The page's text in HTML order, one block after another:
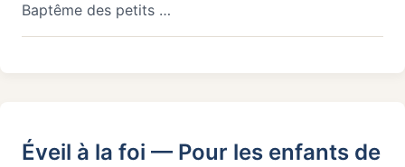
Baptême des petits …
Éveil à la foi — Pour les enfants de